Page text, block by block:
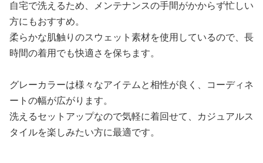
自宅で洗えるため、メンテナンスの手間がかからず忙しい
方にもおすすめ。
柔らかな肌触りのスウェット素材を使用しているので、長
時間の着用でも快適さを保ちます。
グレーカラーは様々なアイテムと相性が良く、コーディネ
ートの幅が広がります。
洗えるセットアップなので気軽に着回せて、カジュアルス
タイルを楽しみたい方に最適です。